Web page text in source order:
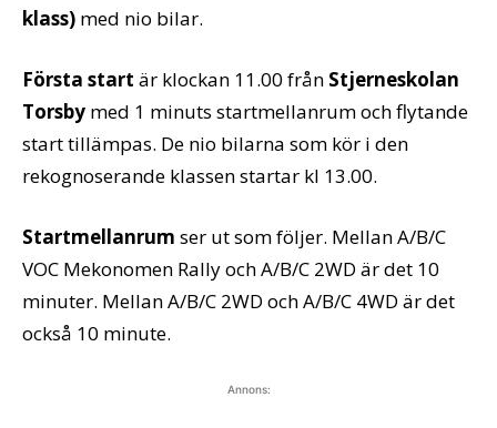
klass) med nio bilar.
Första start är klockan 11.00 från Stjerneskolan
Torsby med 1 minuts startmellanrum och flytande
start tillämpas. De nio bilarna som kör i den
rekognoserande klassen startar kl 13.00.
Startmellanrum ser ut som följer. Mellan A/B/C
VOC Mekonomen Rally och A/B/C 2WD är det 10
minuter. Mellan A/B/C 2WD och A/B/C 4WD är det
också 10 minute.
Annons: